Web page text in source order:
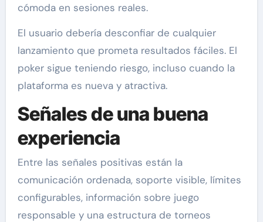
cómoda en sesiones reales.
El usuario debería desconfiar de cualquier
lanzamiento que prometa resultados fáciles. El
poker sigue teniendo riesgo, incluso cuando la
plataforma es nueva y atractiva.
Señales de una buena
experiencia
Entre las señales positivas están la
comunicación ordenada, soporte visible, límites
configurables, información sobre juego
responsable y una estructura de torneos